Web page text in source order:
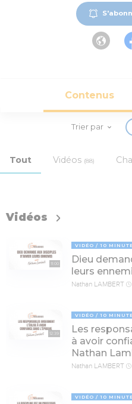
Contenus
Trier par
Tout Vidéos (88)
Vidéos
11:00
VIDÉO 10
Dieu
leurs
Nathan LAMBERT
12:39
VIDÉO 10
Les
à avoir
Nathan
Nathan LAMBERT
VIDÉO 10